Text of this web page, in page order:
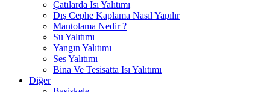
Çatılarda Isı Yalıtımı
Dış Cephe Kaplama Nasıl Yapılır
Mantolama Nedir ?
Su Yalıtımı
Yangın Yalıtımı
Ses Yalıtımı
Bina Ve Tesisatta Isı Yalıtımı
Diğer